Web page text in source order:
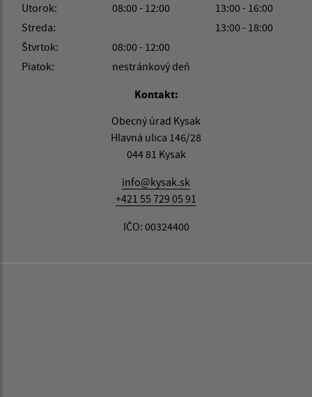
Utorok:
08:00 - 12:00
13:00 - 16:00
Streda:
13:00 - 18:00
Štvrtok:
08:00 - 12:00
Piatok:
nestránkový deň
Kontakt:
Obecný úrad Kysak
Hlavná ulica 146/28
044 81 Kysak
info@kysak.sk
+421 55 729 05 91
IČO: 00324400